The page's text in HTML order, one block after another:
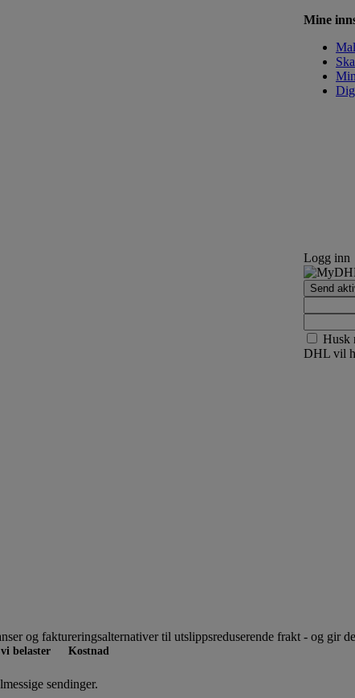
Mine
Logg inn
Send
Husk
DHL vil
og faktureringsalternativer til utslippsreduserende frakt - og gir
belaster Kostnad
sendinger.